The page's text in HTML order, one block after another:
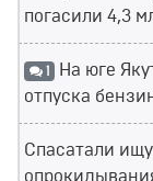
погасили 4,3
1 На юге
отпуска
Спасатали